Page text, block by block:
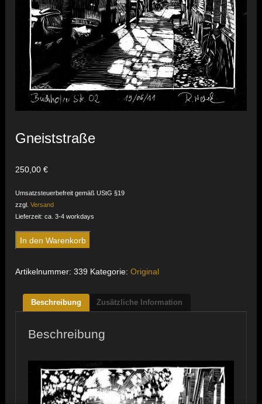
Gneiststraße
250,00€
Umsatzsteuerbefreit gemäß UStG §19
zzgl.Versand
Lieferzeit: ca. 3-4 workdays
Gneiststraße
Menge
In den Warenkorb
Artikelnummer:339 Kategorie:Original
Beschreibung Zusätzliche Information
Beschreibung